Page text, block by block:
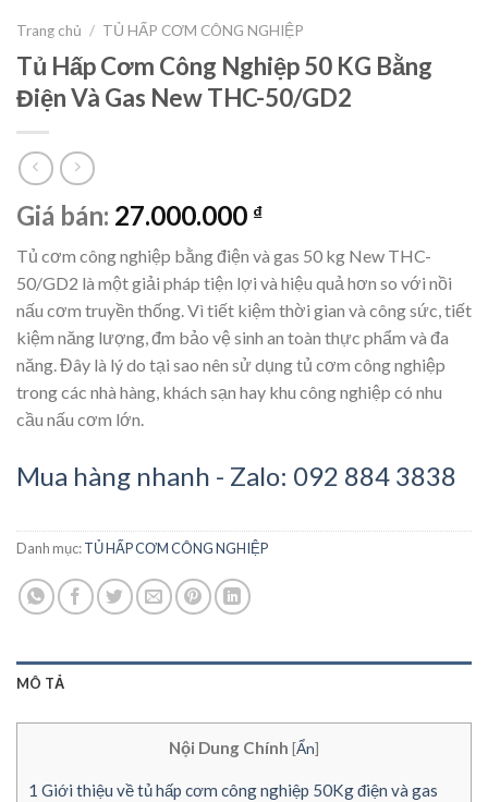
Trang chủ / TỦ HẤP CƠM CÔNG NGHIỆP
Tủ Hấp Cơm Công Nghiệp 50 KG Bằng
Điện Và Gas New THC-50/GD2
Giá bán: 27.000.000 ₫
Tủ cơm công nghiệp bằng điện và gas 50 kg New THC-
50/GD2 là một giải pháp tiện lợi và hiệu quả hơn so với nồi
nấu cơm truyền thống. Vì tiết kiệm thời gian và công sức, tiết
kiệm năng lượng, đm bảo vệ sinh an toàn thực phẩm và đa
năng. Đây là lý do tại sao nên sử dụng tủ cơm công nghiệp
trong các nhà hàng, khách sạn hay khu công nghiệp có nhu
cầu nấu cơm lớn.
Mua hàng nhanh - Zalo: 092 884 3838
Danh mục:TỦ HẤP CƠM CÔNG NGHIỆP
MÔ TẢ
Nội Dung Chính [Ẩn]
1 Giới thiệu về tủ hấp cơm công nghiệp 50Kg điện và gas